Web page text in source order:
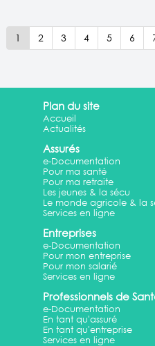
1 2 3 4 5 6
Plan du site
Accueil
Actualités
Assurés
e-Documentation
Pour ma santé
Pour ma retraite
Les jeunes & la sécu
Le monde agricole & la
Services en ligne
Entreprises
e-Documentation
Pour mon entreprise
Pour mon salarié
Services en ligne
Professionnels de
e-Documentation
En tant qu'assuré
En tant qu'entreprise
Services en ligne